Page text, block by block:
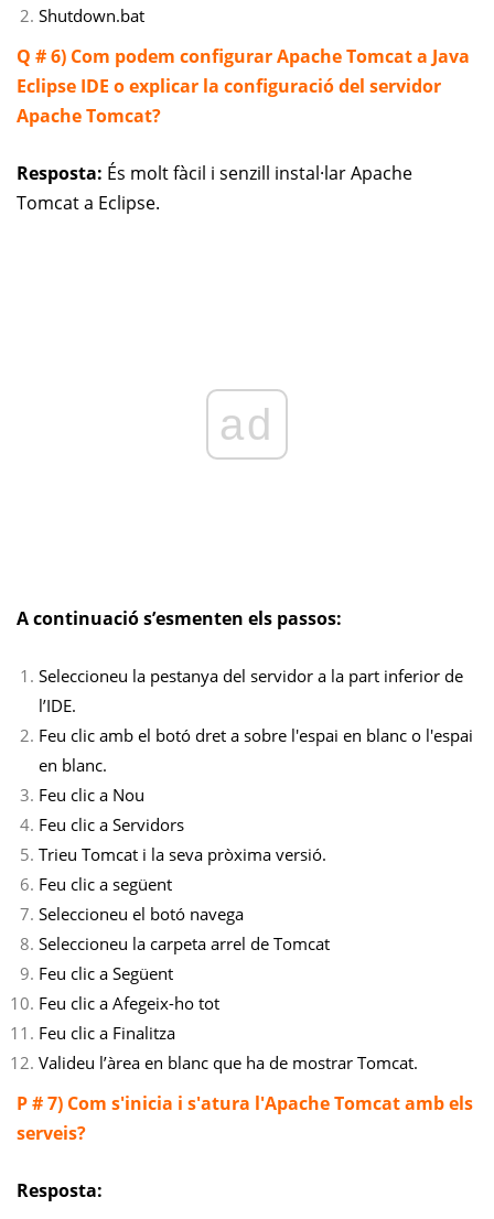
Shutdown.bat
Q # 6) Com podem configurar Apache Tomcat a Java
Eclipse IDE o explicar la configuració del servidor
Apache Tomcat?
Resposta: És molt fàcil i senzill instal·lar Apache
Tomcat a Eclipse.
ad
A continuació s’esmenten els passos:
Seleccioneu la pestanya del servidor a la part inferior de
l’IDE.
Feu clic amb el botó dret a sobre l'espai en blanc o l'espai
en blanc.
Feu clic a Nou
Feu clic a Servidors
Trieu Tomcat i la seva pròxima versió.
Feu clic a següent
Seleccioneu el botó navega
Seleccioneu la carpeta arrel de Tomcat
Feu clic a Següent
Feu clic a Afegeix-ho tot
Feu clic a Finalitza
Valideu l’àrea en blanc que ha de mostrar Tomcat.
P # 7) Com s'inicia i s'atura l'Apache Tomcat amb els
serveis?
Resposta: